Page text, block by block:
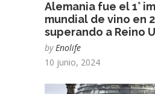
Alemania fue el 1°
mundial de vino en
superando a Reino
by Enolife
10 junio, 2024